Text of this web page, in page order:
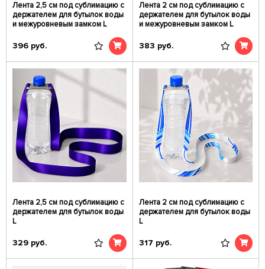
Лента 2,5 см под сублимацию с
держателем для бутылок воды
и межуровневым замком L
396 руб.
Лента 2 см под сублимацию с
держателем для бутылок воды
и межуровневым замком L
383 руб.
Лента 2,5 см под сублимацию с
держателем для бутылок воды
L
329 руб.
Лента 2 см под сублимацию с
держателем для бутылок воды
L
317 руб.